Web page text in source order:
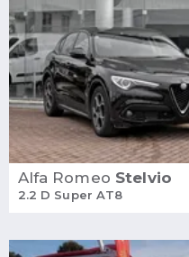
Alfa Romeo Stelvio
2.2 D Super AT8